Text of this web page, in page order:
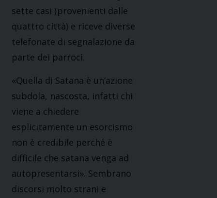
sette casi (provenienti dalle
quattro città) e riceve diverse
telefonate di segnalazione da
parte dei parroci.
«Quella di Satana è un’azione
subdola, nascosta, infatti chi
viene a chiedere
esplicitamente un esorcismo
non è credibile perché è
difficile che satana venga ad
autopresentarsi». Sembrano
discorsi molto strani e